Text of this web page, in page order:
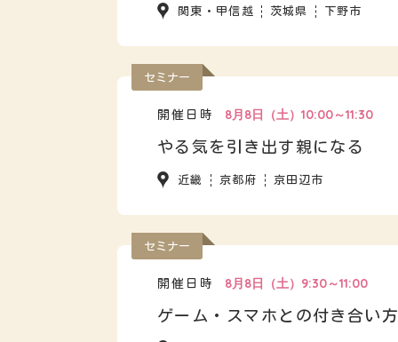
関東・甲信越 茨城県 下野市
セミナー
開催日時
8月8日（土）10:00～11:30
やる気を引き出す親になる
近畿 京都府 京田辺市
セミナー
開催日時
8月8日（土）9:30～11:00
ゲーム・スマホとの付き合い